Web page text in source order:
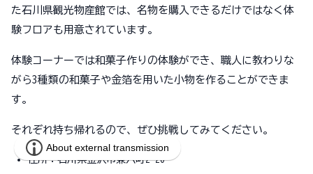
た石川県観光物産館では、名物を購入できるだけではなく体
験フロアも用意されています。
体験コーナーでは和菓子作りの体験ができ、職人に教わりな
がら3種類の和菓子や金箔を用いた小物を作ることができま
す。
それぞれ持ち帰れるので、ぜひ挑戦してみてください。
住所：石川県金沢市兼六町2-20